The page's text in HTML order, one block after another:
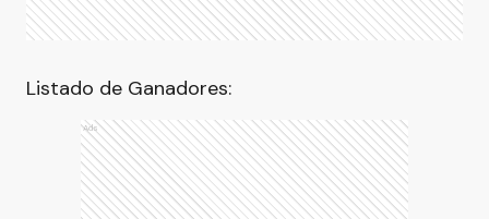
Listado de Ganadores:
Ads